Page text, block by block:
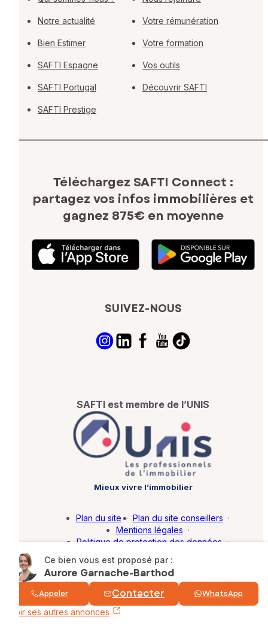
Ce bien vous est proposé par :
Aurore Garnache-Barthod
Appeler Contacter WhatsApp
Voir ses autres annonces
Notre actualité
Bien Estimer
SAFTI Espagne
SAFTI Portugal
SAFTI Prestige
Votre rémunération
Votre formation
Vos outils
Découvrir SAFTI
Téléchargez SAFTI Connect :
partagez vos infos immobilières et
gagnez 875€ en moyenne
SUIVEZ-NOUS
SAFTI est membre de l’UNIS
Mieux vivre l’immobilier
© SAFTI 2026. Tous droits réservés.
Plan du site · Plan du site conseillers ·
Mentions légales ·
Politique de protection des données ·